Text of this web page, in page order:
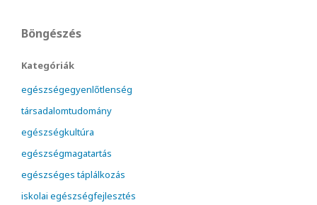
Böngészés
Kategóriák
egészségegyenlőtlenség
társadalomtudomány
egészségkultúra
egészségmagatartás
egészséges táplálkozás
iskolai egészségfejlesztés